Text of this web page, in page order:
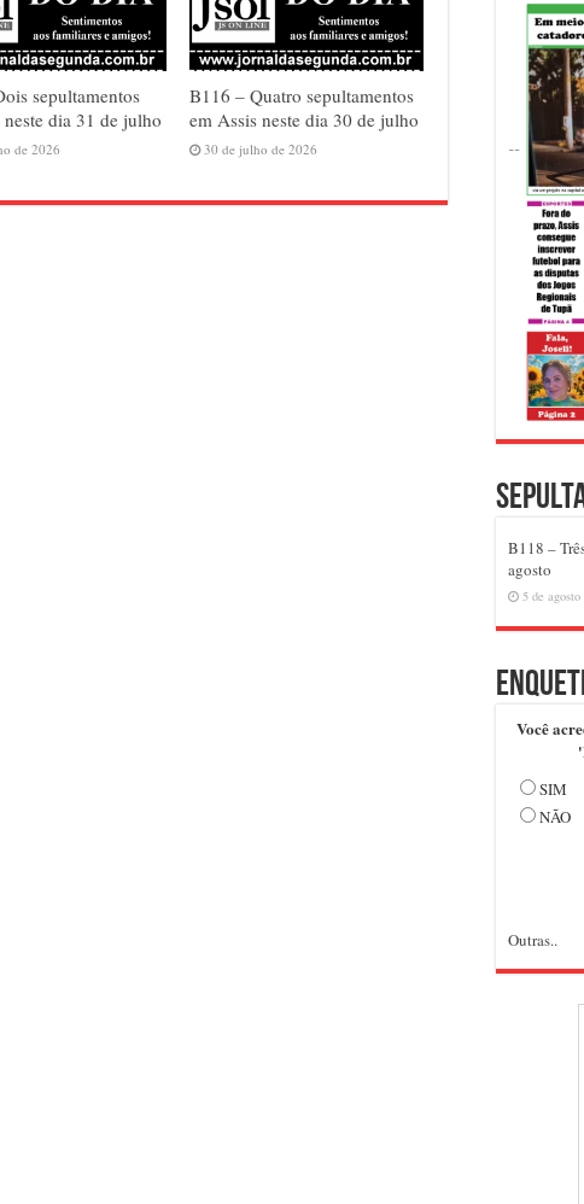
sepultamentos
dia 31 de julho
de 2026
B116 – Quatro sepultamentos
em Assis neste dia 30 de julho
30 de julho de 2026
B118 –
agosto
5 de agosto
Você
SIM
NÃO
Outras..